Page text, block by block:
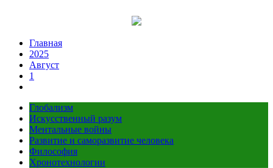
Главная
2025
Август
1
Глобализм
Искусственный разум
Ментальные войны
Развитие и саморазвитие человека
Философия
Хронотехнологии